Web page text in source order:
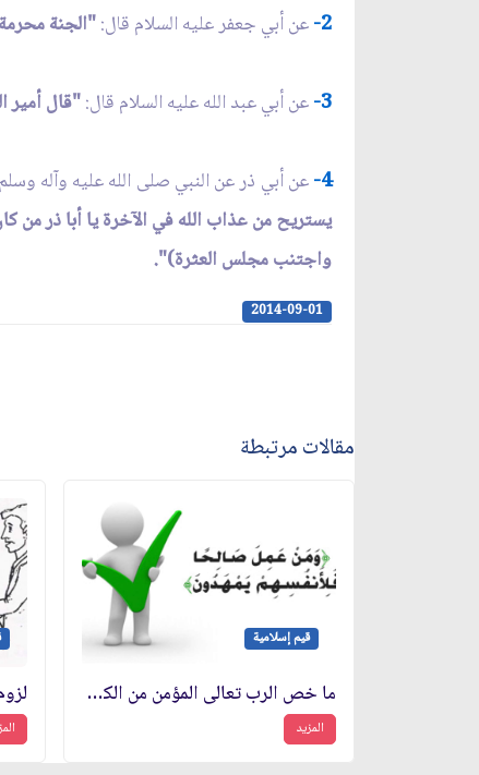
2- عن أبي جعفر عليه السلام قال:"الجنة
3- عن أبي عبد الله عليه السلام قال:"قال أمير
4- عن أبي ذر عن النبي صلى الله عليه وآله
يستريح من عذاب الله في الآخرة يا أبا ذر من
واجتنب مجلس العثرة)".
2014-09-01
مقالات مرتبطة
قيم إسلامية
ما خص الرب تعالى المؤمن من الكرامة والثواب
المزيد